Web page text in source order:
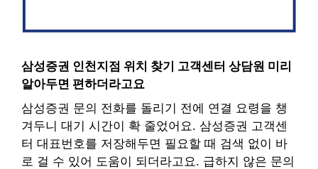
삼성증권 인천지점 위치 찾기 고객센터 상담원 미리
알아두면 편하더라고요
삼성증권 문의 전화를 돌리기 전에 연결 요령을 챙
겨두니 대기 시간이 확 줄었어요. 삼성증권 고객센
터 대표번호를 저장해두면 필요할 때 검색 없이 바
로 걸 수 있어 도움이 되더라고요. 급하지 않은 문의